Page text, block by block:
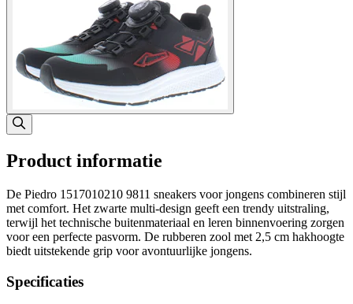
Product informatie
De Piedro 1517010210 9811 sneakers voor jongens combineren stijl
met comfort. Het zwarte multi-design geeft een trendy uitstraling,
terwijl het technische buitenmateriaal en leren binnenvoering zorgen
voor een perfecte pasvorm. De rubberen zool met 2,5 cm hakhoogte
biedt uitstekende grip voor avontuurlijke jongens.
Specificaties